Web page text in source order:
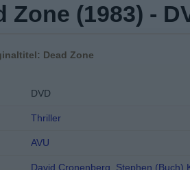
Zone (1983) -
Dead Zone
DVD
Thriller
AVU
David Cronenberg Stephen (Buch)